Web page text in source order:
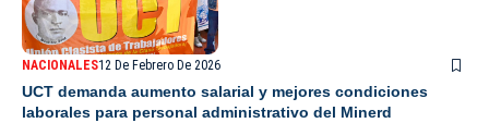
NACIONALES12 De Febrero De 2026
UCT demanda aumento salarial y mejores condiciones
laborales para personal administrativo del Minerd